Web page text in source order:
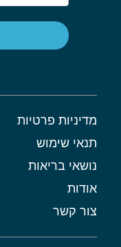
מדיניות פרטיות
תנאי שימוש
נושאי בריאות
אודות
צור קשר